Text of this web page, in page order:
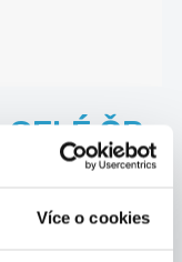
Více o cookies
CELÉ ČR